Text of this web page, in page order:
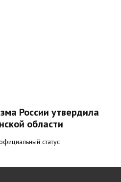
России утвердила
области
статус